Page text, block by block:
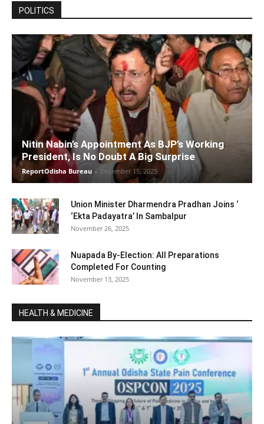
POLITICS
Nitin Nabin’s Appointment As BJP’s Working
President, Is No Doubt A Big Surprise
ReportOdisha Bureau - December 15, 2025
Union Minister Dharmendra Pradhan Joins ‘
‘Ekta Padayatra’ In Sambalpur
November 26, 2025
Nuapada By-Election: All Preparations
Completed For Counting
November 13, 2025
HEALTH & MEDICINE